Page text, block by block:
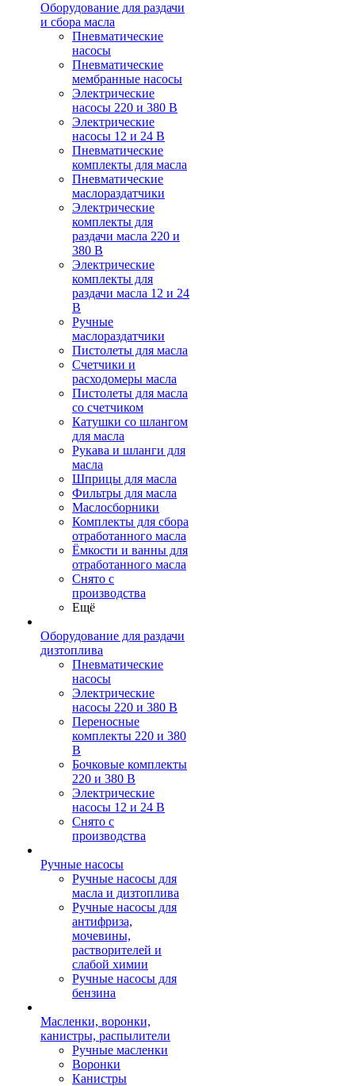
Оборудование для раздачи
и сбора масла
Пневматические
насосы
Пневматические
мембранные насосы
Электрические
насосы 220 и 380 В
Электрические
насосы 12 и 24 В
Пневматические
комплекты для масла
Пневматические
маслораздатчики
Электрические
комплекты для
раздачи масла 220 и
380 В
Электрические
комплекты для
раздачи масла 12 и 24
В
Ручные
маслораздатчики
Пистолеты для масла
Счетчики и
расходомеры масла
Пистолеты для масла
со счетчиком
Катушки со шлангом
для масла
Рукава и шланги для
масла
Шприцы для масла
Фильтры для масла
Маслосборники
Комплекты для сбора
отработанного масла
Ёмкости и ванны для
отработанного масла
Снято с
производства
Ещё
Оборудование для раздачи
дизтоплива
Пневматические
насосы
Электрические
насосы 220 и 380 В
Переносные
комплекты 220 и 380
В
Бочковые комплекты
220 и 380 В
Электрические
насосы 12 и 24 В
Снято с
производства
Ручные насосы
Ручные насосы для
масла и дизтоплива
Ручные насосы для
антифриза,
мочевины,
растворителей и
слабой химии
Ручные насосы для
бензина
Масленки, воронки,
канистры, распылители
Ручные масленки
Воронки
Канистры